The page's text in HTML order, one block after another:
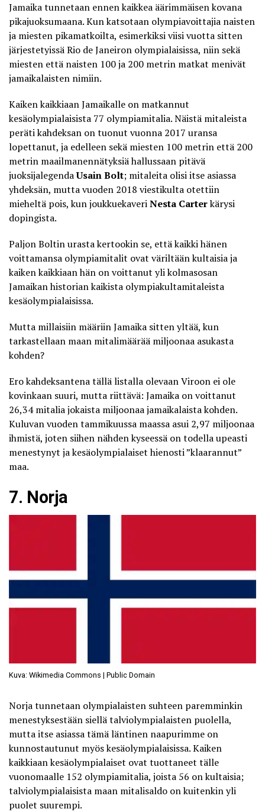
Jamaika tunnetaan ennen kaikkea äärimmäisen kovana
pikajuoksumaana. Kun katsotaan olympiavoittajia naisten
ja miesten pikamatkoilta, esimerkiksi viisi vuotta sitten
järjestetyissä Rio de Janeiron olympialaisissa, niin sekä
miesten että naisten 100 ja 200 metrin matkat menivät
jamaikalaisten nimiin.
Kaiken kaikkiaan Jamaikalle on matkannut
kesäolympialaisista 77 olympiamitalia. Näistä mitaleista
peräti kahdeksan on tuonut vuonna 2017 uransa
lopettanut, ja edelleen sekä miesten 100 metrin että 200
metrin maailmanennätyksiä hallussaan pitävä
juoksijalegendaUsain Bolt; mitaleita olisi itse asiassa
yhdeksän, mutta vuoden 2018 viestikulta otettiin
mieheltä pois, kun joukkuekaveriNesta Carterkärysi
dopingista.
Paljon Boltin urasta kertookin se, että kaikki hänen
voittamansa olympiamitalit ovat väriltään kultaisia ja
kaiken kaikkiaan hän on voittanut yli kolmasosan
Jamaikan historian kaikista olympiakultamitaleista
kesäolympialaisissa.
Mutta millaisiin määriin Jamaika sitten yltää, kun
tarkastellaan maan mitalimäärää miljoonaa asukasta
kohden?
Ero kahdeksantena tällä listalla olevaan Viroon ei ole
kovinkaan suuri, mutta riittävä: Jamaika on voittanut
26,34 mitalia jokaista miljoonaa jamaikalaista kohden.
Kuluvan vuoden tammikuussa maassa asui 2,97 miljoonaa
ihmistä, joten siihen nähden kyseessä on todella upeasti
menestynyt ja kesäolympialaiset hienosti ”klaarannut”
maa.
7. Norja
Kuva: Wikimedia Commons | Public Domain
Norja tunnetaan olympialaisten suhteen paremminkin
menestyksestään siellä talviolympialaisten puolella,
mutta itse asiassa tämä läntinen naapurimme on
kunnostautunut myös kesäolympialaisissa. Kaiken
kaikkiaan kesäolympialaiset ovat tuottaneet tälle
vuonomaalle 152 olympiamitalia, joista 56 on kultaisia;
talviolympialaisista maan mitalisaldo on kuitenkin yli
puolet suurempi.